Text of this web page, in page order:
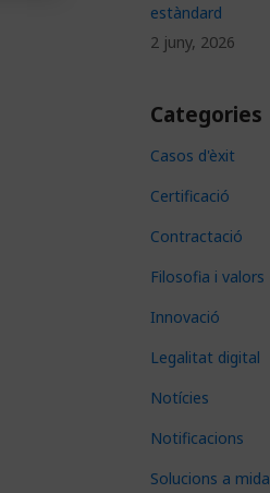
estàndard
2 juny, 2026
Categories
Casos d'èxit
Certificació
Contractació
Filosofia i valors
Innovació
Legalitat digital
Notícies
Notificacions
Solucions a mida